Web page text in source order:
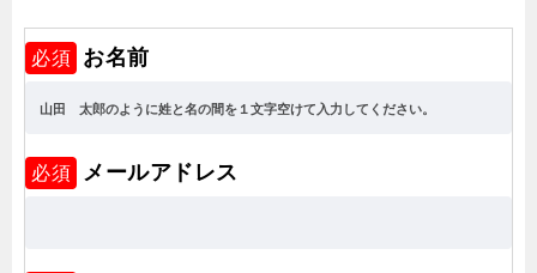
必須 お名前
必須 メールアドレス